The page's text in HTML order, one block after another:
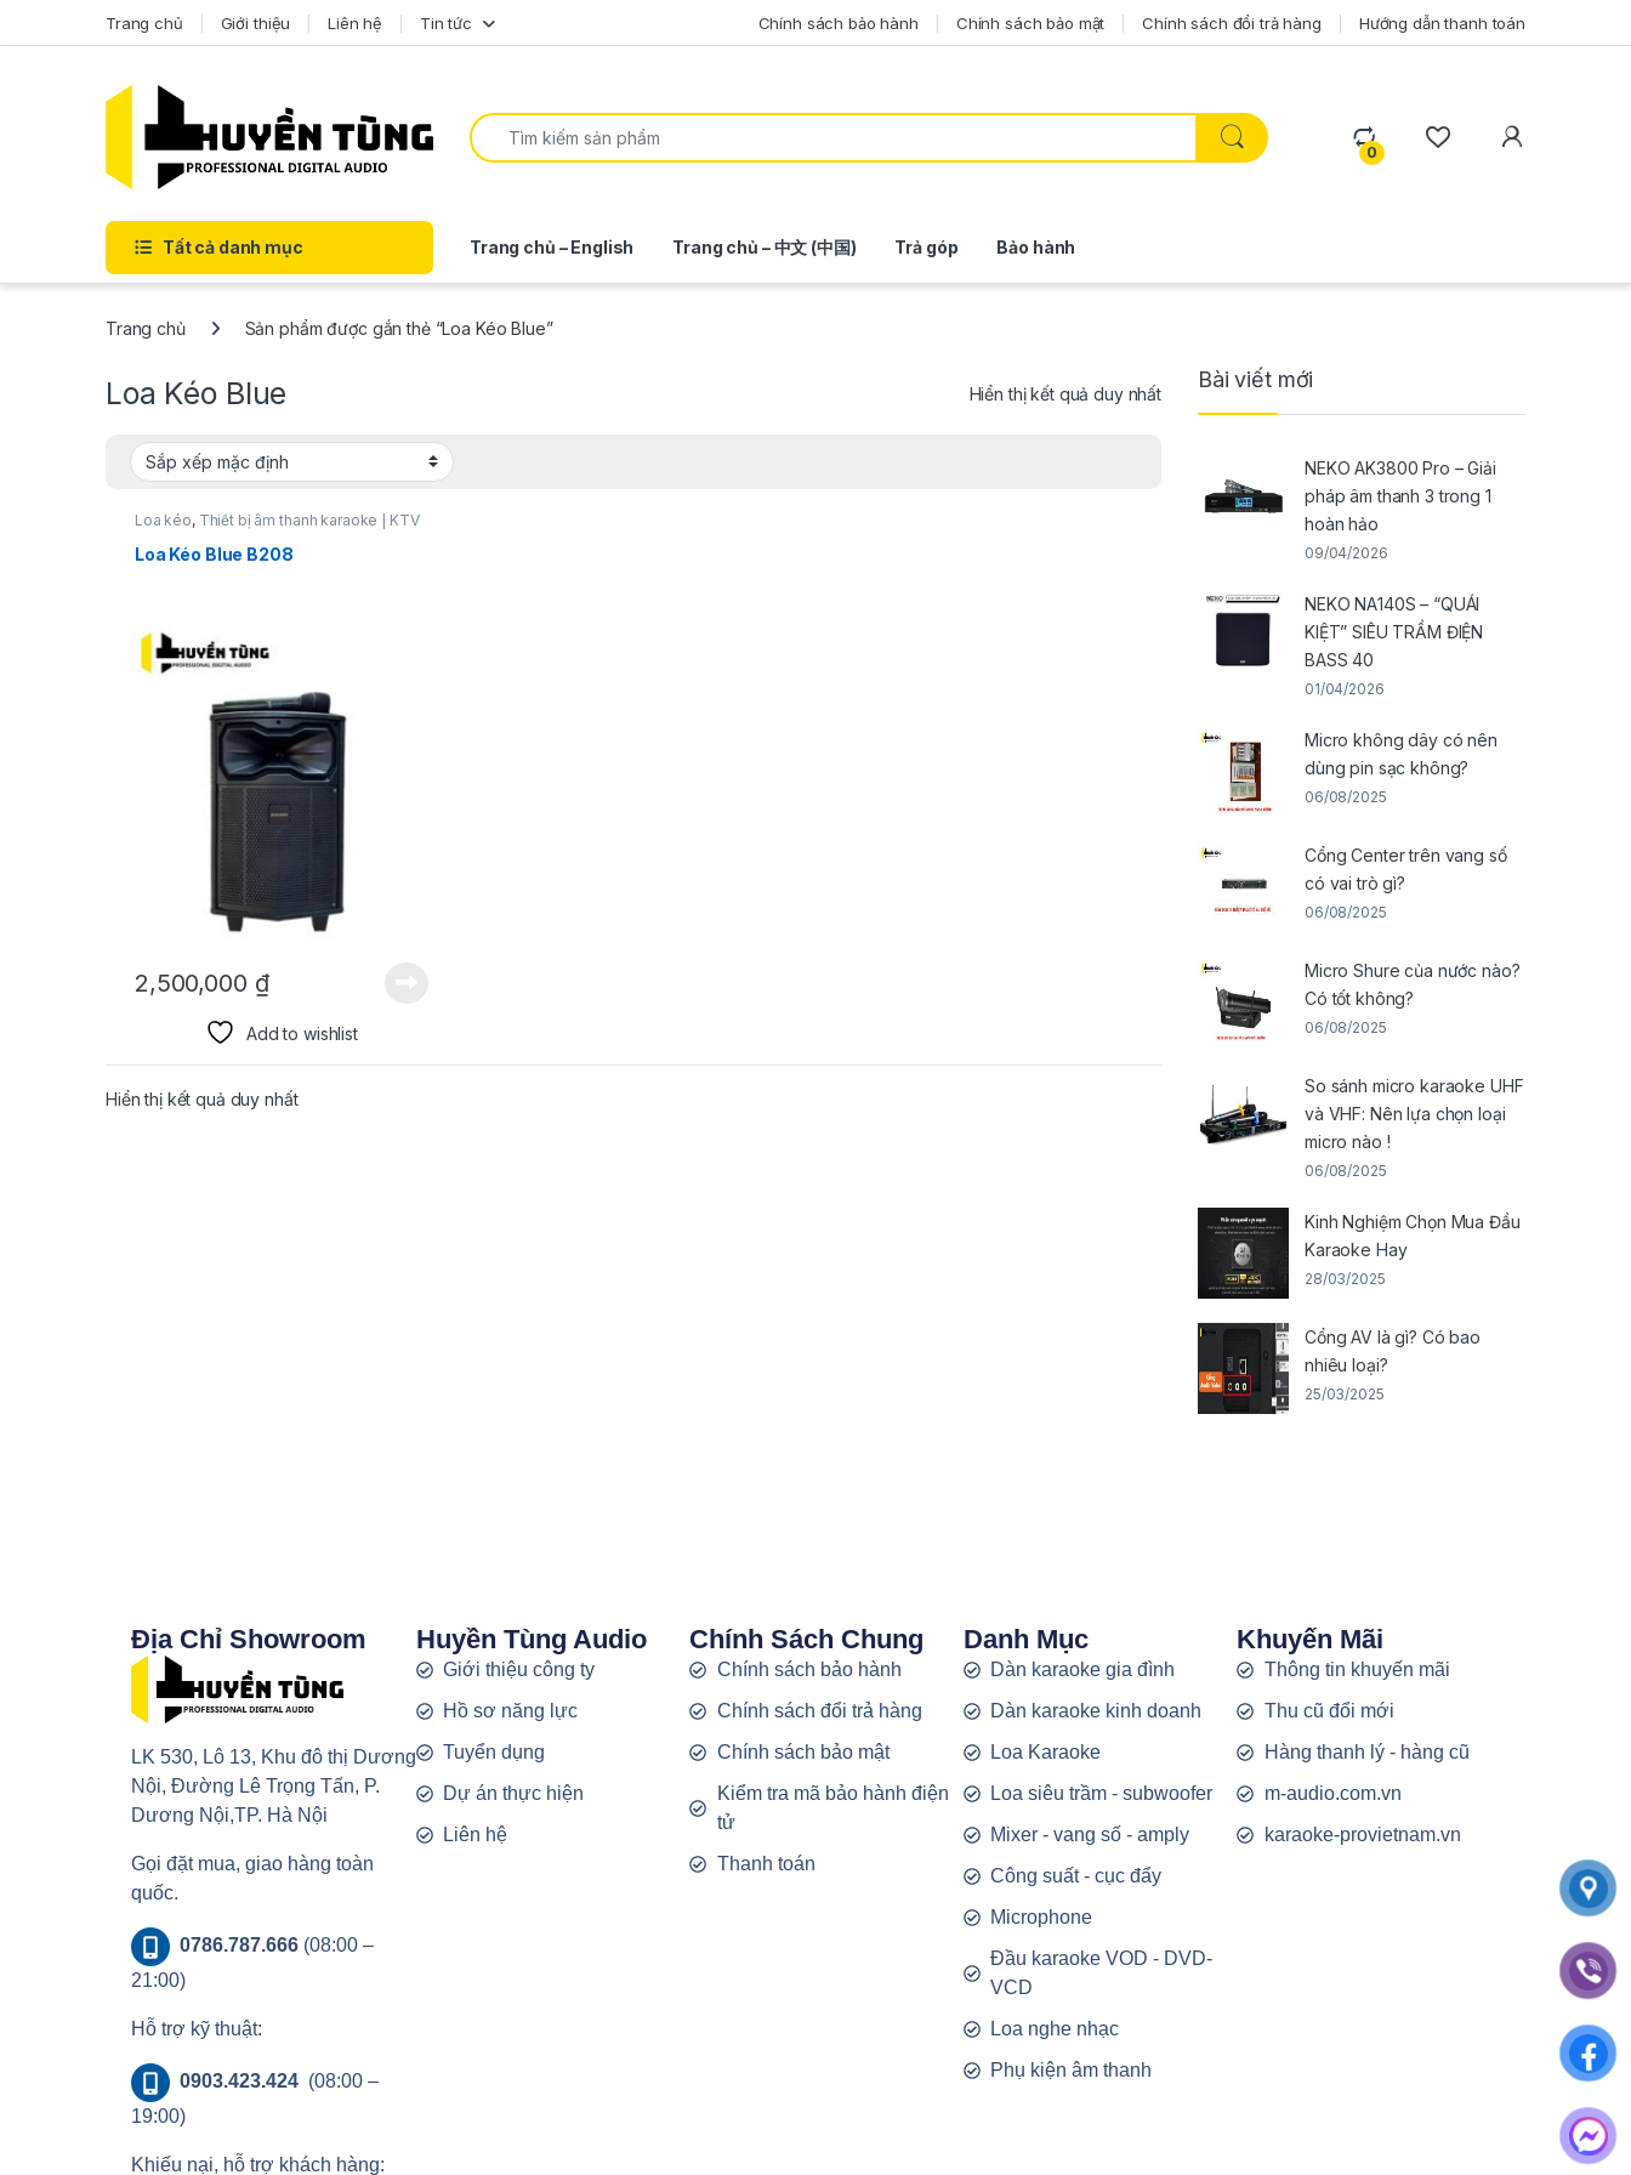
Trang chủ Giới thiệu Liên hệ Tin tức Chính sách bảo hành Chính sách bảo mật Chính sách đổi trả hàng Hướng dẫn thanh toán
0
Tất cả danh mục Trang chủ – English Trang chủ – 中文 (中国) Trả góp Bảo hành
Trang chủ Sản phẩm được gắn thẻ “Loa Kéo Blue”
Loa Kéo Blue Hiển thị kết quả duy nhất
Loa kéo, Thiết bị âm thanh karaoke | KTV
Loa Kéo Blue B208
2,500,000 ₫
Add to wishlist
Hiển thị kết quả duy nhất
Bài viết mới
NEKO AK3800 Pro – Giải
pháp âm thanh 3 trong 1
hoàn hảo
09/04/2026
NEKO NA140S – “QUÁI
KIỆT” SIÊU TRẦM ĐIỆN
BASS 40
01/04/2026
Micro không dây có nên
dùng pin sạc không?
06/08/2025
Cổng Center trên vang số
có vai trò gì?
06/08/2025
Micro Shure của nước nào?
Có tốt không?
06/08/2025
So sánh micro karaoke UHF
và VHF: Nên lựa chọn loại
micro nào !
06/08/2025
Kinh Nghiệm Chọn Mua Đầu
Karaoke Hay
28/03/2025
Cổng AV là gì? Có bao
nhiêu loại?
25/03/2025
Địa Chỉ Showroom
LK 530, Lô 13, Khu đô thị Dương
Nội, Đường Lê Trọng Tấn, P.
Dương Nội,TP. Hà Nội
Gọi đặt mua, giao hàng toàn
quốc.
0786.787.666(08:00 –
21:00)
Hỗ trợ kỹ thuật:
0903.423.424 (08:00 –
19:00)
Khiếu nại, hỗ trợ khách hàng:
Huyền Tùng Audio
Giới thiệu công ty
Hồ sơ năng lực
Tuyển dụng
Dự án thực hiện
Liên hệ
Chính Sách Chung
Chính sách bảo hành
Chính sách đổi trả hàng
Chính sách bảo mật
Kiểm tra mã bảo hành điện
tử
Thanh toán
Danh Mục
Dàn karaoke gia đình
Dàn karaoke kinh doanh
Loa Karaoke
Loa siêu trầm - subwoofer
Mixer - vang số - amply
Công suất - cục đẩy
Microphone
Đầu karaoke VOD - DVD-
VCD
Loa nghe nhạc
Phụ kiện âm thanh
Khuyến Mãi
Thông tin khuyến mãi
Thu cũ đổi mới
Hàng thanh lý - hàng cũ
m-audio.com.vn
karaoke-provietnam.vn